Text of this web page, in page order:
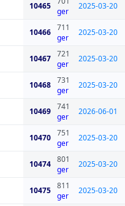
10465
ger
2025-03-20
10466
711
ger
2025-03-20
10467
721
ger
2025-03-20
10468
731
ger
2025-03-20
10469
741
ger
2026-06-01
10470
751
ger
2025-03-20
10474
801
ger
2025-03-20
10475
811
ger
2025-03-20